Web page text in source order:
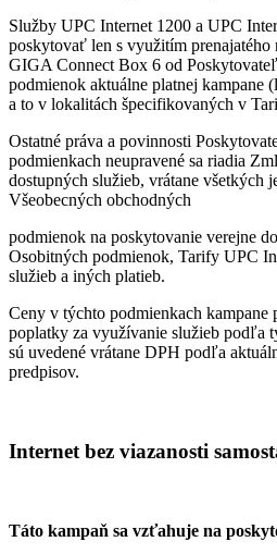
Služby UPC Internet 1200 a UPC
poskytovať len s využitím prenajatého
GIGA Connect Box 6 od
podmienok aktuálne platnej kampane
a to v lokalitách špecifikovaných v
Ostatné práva a povinnosti
podmienkach neupravené sa riadia
dostupných služieb, vrátane všetkých
Všeobecných obchodných
podmienok na poskytovanie verejne
Osobitných podmienok, Tarify UPC
služieb a iných platieb.
Ceny v týchto podmienkach kampane
poplatky za využívanie služieb podľa
sú uvedené vrátane DPH podľa
predpisov.
Internet bez viazanosti
Táto kampaň sa vzťahuje na